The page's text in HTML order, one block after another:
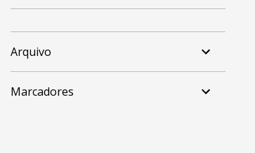
Arquivo
Marcadores